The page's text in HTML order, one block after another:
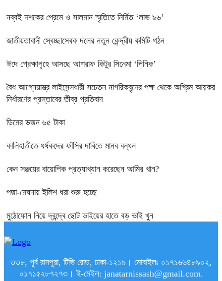
নব্বই দশকের প্রেমে ও সালমান স্মৃতিতে নির্মিত ‘লাভ ৯৬’
জাতীয়তাবাদী স্বেচ্ছাসেবক দলের নতুন কেন্দ্রীয় কমিটি গঠন
ঈদে প্রেক্ষাগৃহে আসছে আশরাফ কিটুর সিনেমা ‘পিনিক’
বৈধ আগ্নেয়াস্ত্র লাইসেন্সধারী সচেতন নাগরিকবৃন্দের পক্ষ থেকে অগ্রিম আয়কর
নির্ধারণের প্রস্তাবের তীব্র প্রতিবাদ
ডিমের ডজন ৬৫ টাকা
কালিহাতীতে ধর্ষকদের ফাঁসির দাবিতে মানব বন্ধন
কেন সঞ্জয়ের বায়োপিক প্রত্যাখ্যান করেছেন আমির খান?
পদ্মা-মেঘনায় ইলিশ ধরা শুরু হচ্ছে
মুঠোফোন নিয়ে দ্বন্দ্বে ছোট ভাইয়ের হাতে বড় ভাই খুন
৩৩৮, পূর্ব রামপুরা, টিভি রোড, ঢাকা-১২১৯। মোবাইলঃ ০১৭১৬৬৪৮৯০২,
০১৭১৫২৮৭২৭৩। ই-মেইল: janatarnissash@gmail.com.